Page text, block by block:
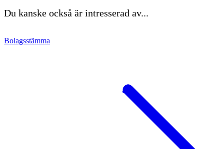
Du kanske också är intresserad av...
Bolagsstämma